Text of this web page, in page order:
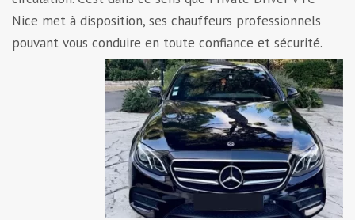
Nice met à disposition, ses chauffeurs professionnels
pouvant vous conduire en toute confiance et sécurité.